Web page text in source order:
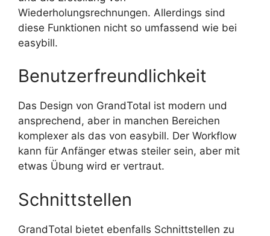
Wiederholungsrechnungen. Allerdings sind
diese Funktionen nicht so umfassend wie bei
easybill.
Benutzerfreundlichkeit
Das Design von GrandTotal ist modern und
ansprechend, aber in manchen Bereichen
komplexer als das von easybill. Der Workflow
kann für Anfänger etwas steiler sein, aber mit
etwas Übung wird er vertraut.
Schnittstellen
GrandTotal bietet ebenfalls Schnittstellen zu